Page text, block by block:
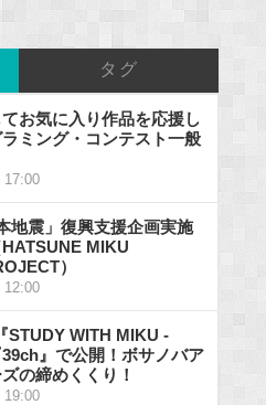
タグ
お気に入り作品を応援し
ミング・コンテスト一般
17:00
地震」復興支援企画実施
MIKU
）
12:00
STUDY WITH MIKU -
』で公開！ボサノバア
の締めくくり！
19:00